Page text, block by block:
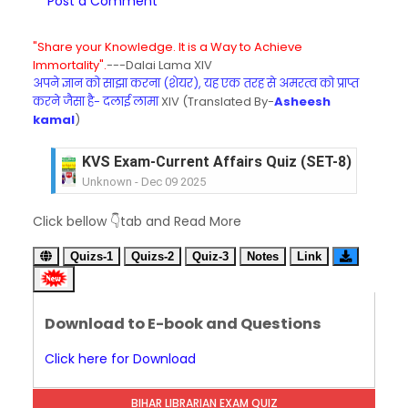
"Share your Knowledge. It is a Way to Achieve
Immortality".---Dalai Lama XIV
अपने ज्ञान को साझा करना (शेयर), यह एक तरह से अमरत्व को प्राप्त
करने जैसा है- दलाई लामाXIV (Translated By-Asheesh
kamal)
KVS Exam-Current Affairs Quiz (SET-7) in Hindi
Unknown - Dec 08 2025
Unknown- Dec 07 2025
KVS Exam-Current Affairs Quiz (SET-5) in Hindi
Unknown-Dec 06 2025
KVS Exam-Current Affairs Quiz (SET-3) in Hindi
KVS Exam-Current Affairs Quiz (SET-2) in
Unknown-Dec 03 2025
Click bellow 👇tab and Read More
Quizs-1 Quizs-2 Quiz-3 Notes Link
Download to E-book and Questions
Click here for Download
BIHAR LIBRARIAN EXAM QUIZ